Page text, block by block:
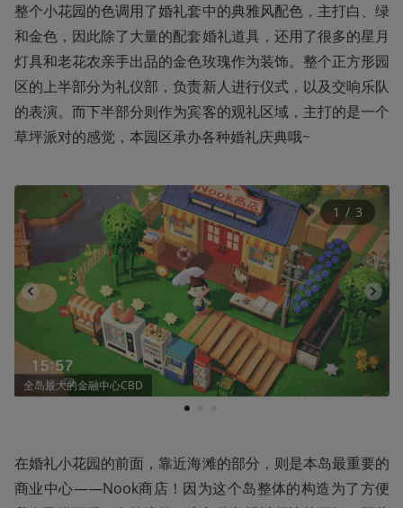
整个小花园的色调用了婚礼套中的典雅风配色，主打白、绿
和金色，因此除了大量的配套婚礼道具，还用了很多的星月
灯具和老花农亲手出品的金色玫瑰作为装饰。整个正方形园
区的上半部分为礼仪部，负责新人进行仪式，以及交响乐队
的表演。而下半部分则作为宾客的观礼区域，主打的是一个
草坪派对的感觉，本园区承办各种婚礼庆典哦~
全岛最大的金融中心CBD
1
1 / 3
在婚礼小花园的前面，靠近海滩的部分，则是本岛最重要的
商业中心——Nook商店！因为这个岛整体的构造为了方便